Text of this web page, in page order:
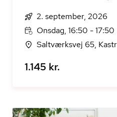
2. september, 2026
Onsdag, 16:50 - 17:50
Saltværksvej 65,
1.145 kr.